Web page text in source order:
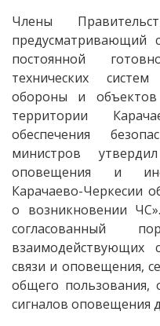
Члены
предусматривающий
постоянной
технических
обороны и
территории
обеспечения
министров
оповещения и
Карачаево-Черкесии
о возникновении
согласованный
взаимодействующих
связи и оповещения,
общего пользования,
сигналов оповещения